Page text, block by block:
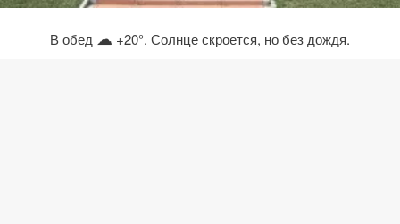
В обед ☁ +20°. Солнце скроется, но без дождя.